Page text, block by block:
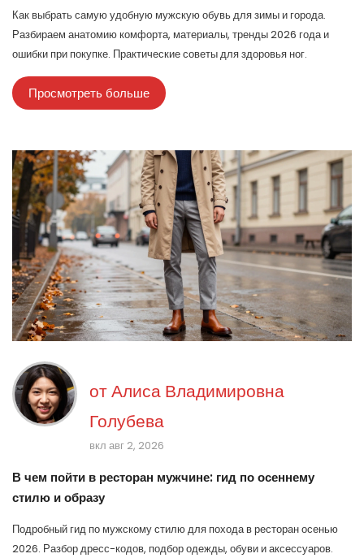
Как выбрать самую удобную мужскую обувь для зимы и города.
Разбираем анатомию комфорта, материалы, тренды 2026 года и
ошибки при покупке. Практические советы для здоровья ног.
Просмотреть больше
отАлиса Владимировна
Голубева
вкл авг 2, 2026
В чем пойти в ресторан мужчине: гид по осеннему
стилю и образу
Подробный гид по мужскому стилю для похода в ресторан осенью
2026. Разбор дресс-кодов, подбор одежды, обуви и аксессуаров.